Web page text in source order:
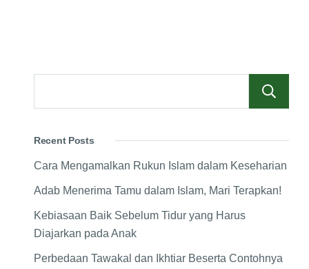
Recent Posts
Cara Mengamalkan Rukun Islam dalam Keseharian
Adab Menerima Tamu dalam Islam, Mari Terapkan!
Kebiasaan Baik Sebelum Tidur yang Harus
Diajarkan pada Anak
Perbedaan Tawakal dan Ikhtiar Beserta Contohnya